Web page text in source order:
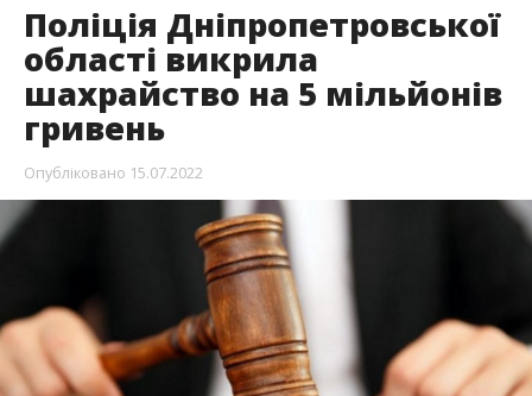
Поліція Дніпропетровської
області викрила
шахрайство на 5 мільйонів
гривень
Опубліковано 15.07.2022